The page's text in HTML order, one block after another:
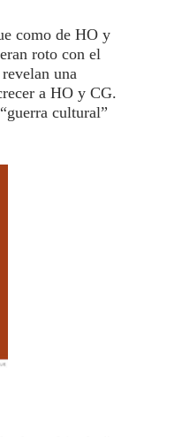
como de HO y
roto con el
una
a HO y CG.
cultural”